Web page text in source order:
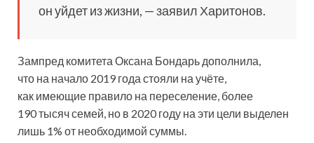
он уйдет из жизни, — заявил Харитонов.
Зампред комитета Оксана Бондарь дополнила,
что на начало 2019 года стояли на учёте,
как имеющие правило на переселение, более
190 тысяч семей, но в 2020 году на эти цели выделен
лишь 1% от необходимой суммы.